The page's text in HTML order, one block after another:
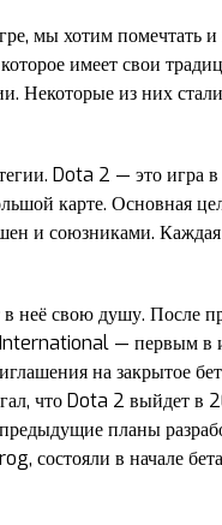
мы хотим помечтать
имеет свои
Некоторые из них
Dota 2 — это игра
карте. Основная
и союзниками.
неё свою душу. После
International — первым в
на закрытое
что Dota 2 выйдет в
планы
состояли в начале